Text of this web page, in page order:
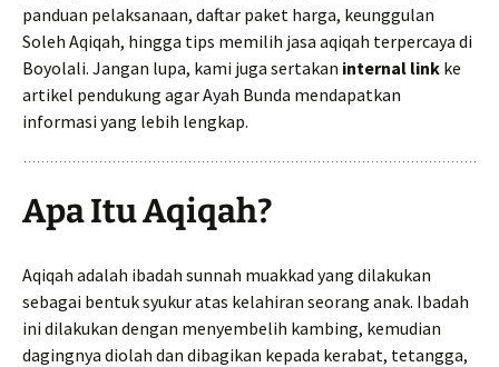
panduan pelaksanaan, daftar paket harga, keunggulan
Soleh Aqiqah, hingga tips memilih jasa aqiqah terpercaya di
Boyolali. Jangan lupa, kami juga sertakan internal link ke
artikel pendukung agar Ayah Bunda mendapatkan
informasi yang lebih lengkap.
Apa Itu Aqiqah?
Aqiqah adalah ibadah sunnah muakkad yang dilakukan
sebagai bentuk syukur atas kelahiran seorang anak. Ibadah
ini dilakukan dengan menyembelih kambing, kemudian
dagingnya diolah dan dibagikan kepada kerabat, tetangga,